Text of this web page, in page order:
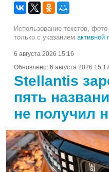
Использование текстов,
только с указанием активной
6 августа 2026 15:16
Обновлено: 6 августа 2026 15:17
Stellantis
пять
не получил